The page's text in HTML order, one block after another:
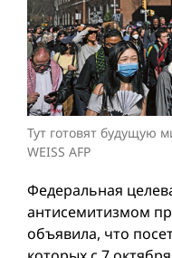
Тут готовят будущую
WEISS AFP
Федеральная
антисемитизмом
объявила, что